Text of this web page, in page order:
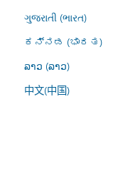
ગુજરાતી (ભારત)
ಕನ್ನಡ (ಭಾರತ)
ລາວ (ລາວ)
中文(中国)